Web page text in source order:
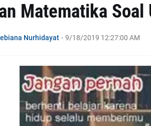
Matematika Soal
Nurhidayat - 9/18/2019 12:27:00 AM